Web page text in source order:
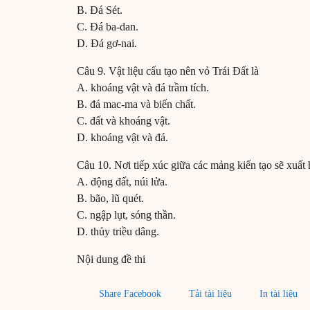
B. Đá Sét.
C. Đá ba-dan.
D. Đá gơ-nai.
Câu 9. Vật liệu cấu tạo nên vỏ Trái Đất là
A. khoáng vật và đá trầm tích.
B. đá mac-ma và biến chất.
C. đất và khoáng vật.
D. khoáng vật và đá.
Câu 10. Nơi tiếp xúc giữa các mảng kiến tạo sẽ xuất
A. động đất, núi lửa.
B. bão, lũ quét.
C. ngập lụt, sóng thần.
D. thủy triều dâng.
Nội dung đề thi
Share Facebook Tải tài liệu In tài liệu